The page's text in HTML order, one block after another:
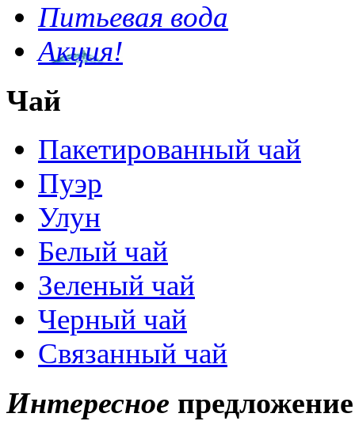
Питьевая вода
Акция!
Чай
Пакетированный чай
Пуэр
Улун
Белый чай
Зеленый чай
Черный чай
Связанный чай
Интересное предложение